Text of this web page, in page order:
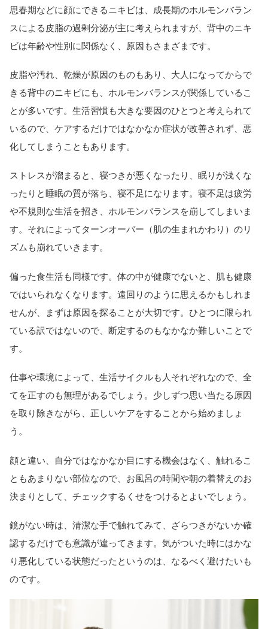
思春期などに顔にできるニキビは、成長期のホルモンバラン
スによる皮脂の過剰分泌が主に考えられますが、背中のニキ
ビは年齢や性別に関係なく、原因もさまざまです。
皮脂や汚れ、乾燥が原因のものもあり、大人になってからで
きる背中のニキビにも、ホルモンバランスが関係しているこ
とが多いです。生活習慣も大きな要因のひとつと考えられて
いるので、ケアするだけではなかなか症状が改善されず、悪
化してしまうこともあります。
ストレスが溜まると、寝つきが悪くなったり、眠りが浅くな
ったりと睡眠の質が落ち、寝不足になります。寝不足は疲労
や不規則な生活を招き、ホルモンバランスを崩してしまいま
す。それによってターンオーバー（肌の生まれかわり）のリ
ズムも崩れていきます。
偏った食生活も同様です。体の中が健康でないと、肌も健康
ではいられなくなります。遠回りのように思えるかもしれま
せんが、まずは原因を探ることが大切です。ひとつに限られ
ている訳ではないので、断定するのもなかなか難しいことで
す。
仕事や環境によって、生活サイクルも人それぞれなので、全
てを正すのも無理があるでしょう。少しずつ思い当たる原因
を取り除きながら、正しいケアをすることから始めましょ
う。
顔と違い、自分ではなかなか目にする機会はなく、触れるこ
ともあまりない部位なので、お風呂の時間や朝の着替えのお
決まりとして、チェックするくせをつけるとよいでしょう。
鏡がない時は、清潔な手で触れてみて、ざらつきがないか確
認するだけでも意識が違ってきます。気がついた時にはかな
り悪化している状態だったというのは、なるべく避けたいも
のです。